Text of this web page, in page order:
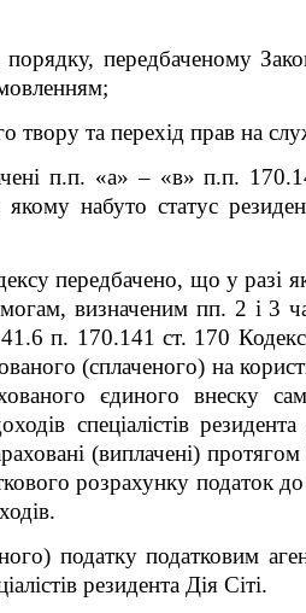
порядку, передбаченому
твору та перехід прав на
п.п. «а» – «в» п.п.
набуто статус
передбачено, що у разі
визначеним пп. 2 і
1 .6 п. 170.141 ст. 170
(сплаченого) на
єдиного внеску
спеціалістів
(виплачені)
розрахунку податок
податку податковим
резидента Дія Сіті.